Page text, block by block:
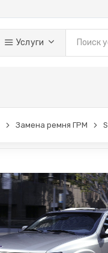
Услуги
Замена ремня ГРМ